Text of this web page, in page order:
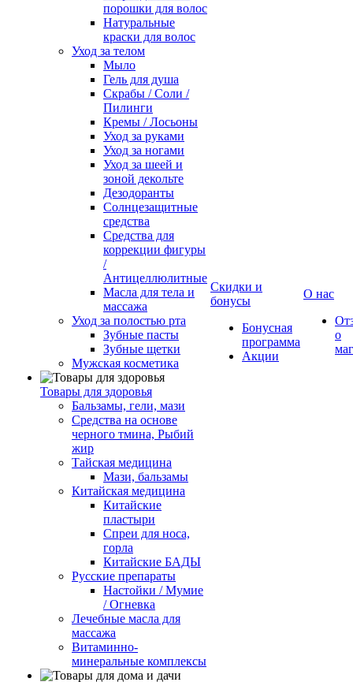
порошки для волос
Натуральные
краски для волос
Уход за телом
Мыло
Гель для душа
Скрабы / Соли /
Пилинги
Кремы / Лосьоны
Уход за руками
Уход за ногами
Уход за шеей и
зоной декольте
Дезодоранты
Солнцезащитные
средства
Средства для
коррекции фигуры
/
Антицеллюлитные
Масла для тела и
массажа
Уход за полостью рта
Зубные пасты
Зубные щетки
Мужская косметика
Товары для здоровья
Бальзамы, гели, мази
Средства на основе
черного тмина, Рыбий
жир
Тайская медицина
Мази, бальзамы
Китайская медицина
Китайские
пластыри
Спреи для носа,
горла
Китайские БАДЫ
Русские препараты
Настойки / Мумие
/ Огневка
Лечебные масла для
массажа
Витаминно-
минеральные комплексы
Скидки и
бонусы
Бонусная
программа
Акции
О нас
о